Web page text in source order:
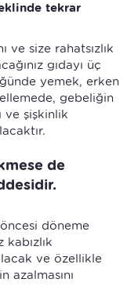
tekrar
ve size rahatsızlık
gıdayı üç
yemek, erken
gebeliğin
ve şişkinlik
de
döneme
ve özellikle
azalmasını